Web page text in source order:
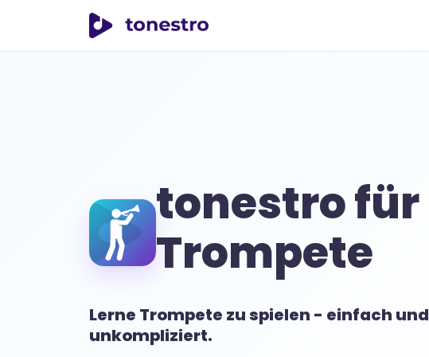
tonestro
tonestro für
Trompete
Lerne Trompete zu spielen - einfach und
unkompliziert.